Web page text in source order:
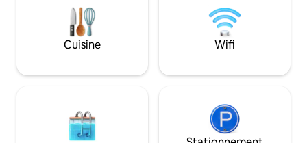
Cuisine Wifi